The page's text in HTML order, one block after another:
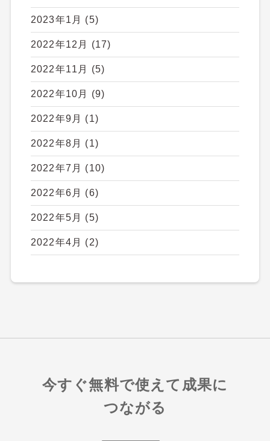
2023年1月 (5)
2022年12月 (17)
2022年11月 (5)
2022年10月 (9)
2022年9月 (1)
2022年8月 (1)
2022年7月 (10)
2022年6月 (6)
2022年5月 (5)
2022年4月 (2)
今すぐ無料で使えて成果に
つながる